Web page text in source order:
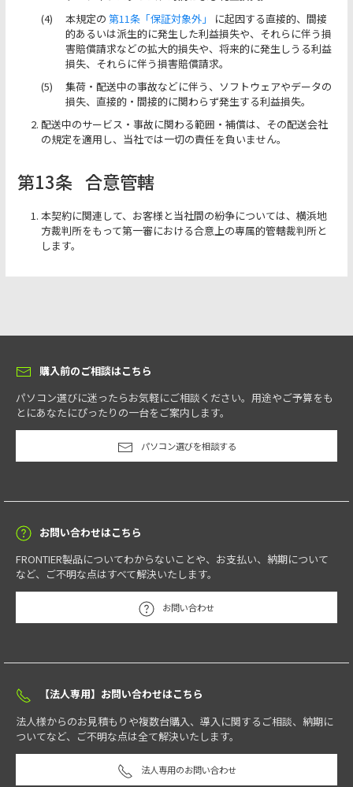
本規定の第11条「保証対象外」
に起因する直接的、間接
的あるいは派生的に発生した利益損失や、それらに伴う損
害賠償請求などの拡大的損失や、将来的に発生しうる利益
損失、それらに伴う損害賠償請求。
集荷・配送中の事故などに伴う、ソフトウェアやデータの
損失、直接的・間接的に関わらず発生する利益損失。
配送中のサービス・事故に関わる範囲・補償は、その配送会社
の規定を適用し、当社では一切の責任を負いません。
第13条 合意管轄
本契約に関連して、お客様と当社間の紛争については、横浜地
方裁判所をもって第一審における合意上の専属的管轄裁判所と
します。
購入前のご相談はこちら
パソコン選びに迷ったらお気軽にご相談ください。用途やご予算をも
とにあなたにぴったりの一台をご案内します。
パソコン選びを相談する
お問い合わせはこちら
FRONTIER製品についてわからないことや、お支払い、納期について
など、ご不明な点はすべて解決いたします。
お問い合わせ
【法人専用】お問い合わせはこちら
法人様からのお見積もりや複数台購入、導入に関するご相談、納期に
ついてなど、ご不明な点は全て解決いたします。
法人専用のお問い合わせ